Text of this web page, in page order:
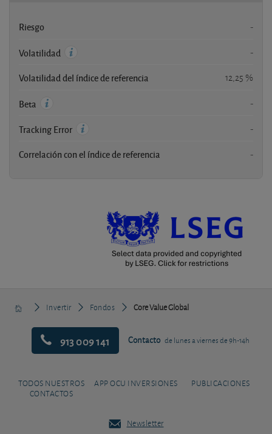
Riesgo -
Volatilidad -
Volatilidad del índice de referencia 12,25 %
Beta -
Tracking Error -
Correlación con el índice de referencia -
Invertir Fondos Core Value Global
913 009 141 Contacto de lunes a viernes de 9h-14h
TODOS NUESTROS
CONTACTOS
APP OCU INVERSIONES PUBLICACIONES
Newsletter